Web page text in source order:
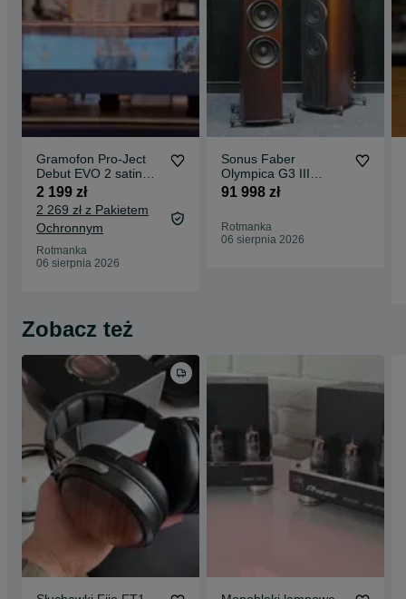
Gramofon Pro-Ject
Debut EVO 2 satin
black Pick IT MM
EVO nowy OUTLET
2 199 zł
2 269 zł z Pakietem
Ochronnym
Rotmanka
06 sierpnia 2026
Sonus Faber
Olympica G3 III
kolumny podłogowe
91 998 zł
Rotmanka
06 sierpnia 2026
Zobacz też